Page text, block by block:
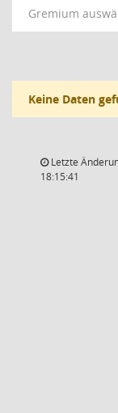
Gremium
Keine Daten
Letzte
18:15:41